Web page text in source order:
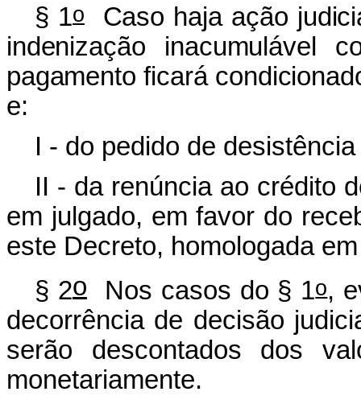
§ 1oCaso haja ação
indenização
pagamento ficará
e:
I - do pedido de
II - da renúncia ao crédito
em julgado, em favor do
este Decreto, homologada
§ 2oNos casos do § 1o,
decorrência de decisão
serão descontados dos
monetariamente.